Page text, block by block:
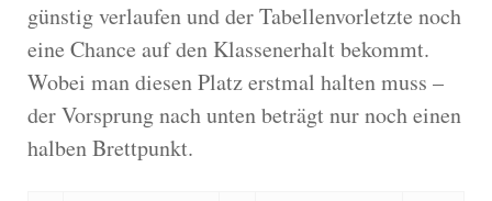
günstig verlaufen und der Tabellenvorletzte noch
eine Chance auf den Klassenerhalt bekommt.
Wobei man diesen Platz erstmal halten muss –
der Vorsprung nach unten beträgt nur noch einen
halben Brettpunkt.